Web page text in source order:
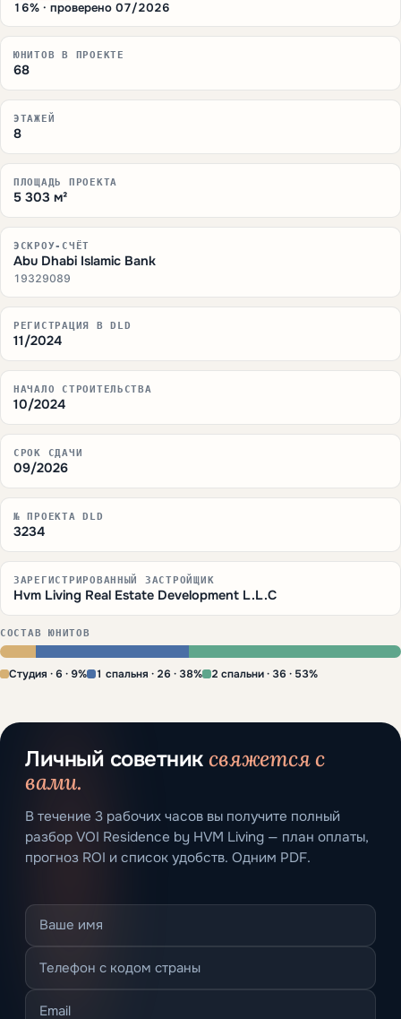
16% · проверено 07/2026
ЮНИТОВ В ПРОЕКТЕ
68
ЭТАЖЕЙ
8
ПЛОЩАДЬ ПРОЕКТА
5 303 м²
ЭСКРОУ-СЧЁТ
Abu Dhabi Islamic Bank
19329089
РЕГИСТРАЦИЯ В DLD
11/2024
НАЧАЛО СТРОИТЕЛЬСТВА
10/2024
СРОК СДАЧИ
09/2026
№ ПРОЕКТА DLD
3234
ЗАРЕГИСТРИРОВАННЫЙ ЗАСТРОЙЩИК
Hvm Living Real Estate Development L.L.C
СОСТАВ ЮНИТОВ
Студия · 6 · 9% 1 спальня · 26 · 38% 2 спальни · 36 · 53%
Личный советниксвяжется с
вами.
В течение 3 рабочих часов вы получите полный
разбор VOI Residence by HVM Living — план оплаты,
прогноз ROI и список удобств. Одним PDF.